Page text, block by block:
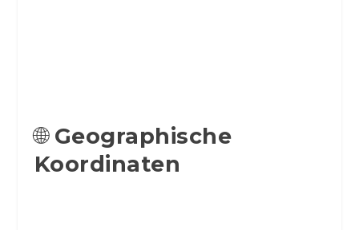
🌐 Geographische
Koordinaten